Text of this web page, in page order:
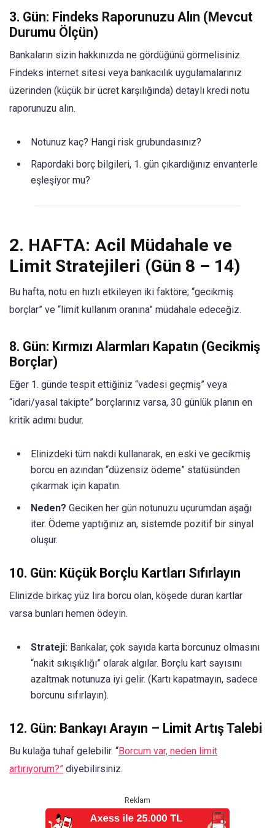
3. Gün: Findeks Raporunuzu Alın (Mevcut
Durumu Ölçün)
Bankaların sizin hakkınızda ne gördüğünü görmelisiniz.
Findeks internet sitesi veya bankacılık uygulamalarınız
üzerinden (küçük bir ücret karşılığında) detaylı kredi notu
raporunuzu alın.
Notunuz kaç? Hangi risk grubundasınız?
Rapordaki borç bilgileri, 1. gün çıkardığınız envanterle
eşleşiyor mu?
2. HAFTA: Acil Müdahale ve
Limit Stratejileri (Gün 8 – 14)
Bu hafta, notu en hızlı etkileyen iki faktöre; “gecikmiş
borçlar” ve “limit kullanım oranına” müdahale edeceğiz.
8. Gün: Kırmızı Alarmları Kapatın (Gecikmiş
Borçlar)
Eğer 1. günde tespit ettiğiniz “vadesi geçmiş” veya
“idari/yasal takipte” borçlarınız varsa, 30 günlük planın en
kritik adımı budur.
Elinizdeki tüm nakdi kullanarak, en eski ve gecikmiş
borcu en azından “düzensiz ödeme” statüsünden
çıkarmak için kapatın.
Neden? Geciken her gün notunuzu uçurumdan aşağı
iter. Ödeme yaptığınız an, sistemde pozitif bir sinyal
oluşur.
10. Gün: Küçük Borçlu Kartları Sıfırlayın
Elinizde birkaç yüz lira borcu olan, köşede duran kartlar
varsa bunları hemen ödeyin.
Strateji: Bankalar, çok sayıda karta borcunuz olmasını
“nakit sıkışıklığı” olarak algılar. Borçlu kart sayısını
azaltmak notunuza iyi gelir. (Kartı kapatmayın, sadece
borcunu sıfırlayın).
12. Gün: Bankayı Arayın – Limit Artış Talebi
Bu kulağa tuhaf gelebilir. “Borcum var, neden limit
artırıyorum?” diyebilirsiniz.
Reklam